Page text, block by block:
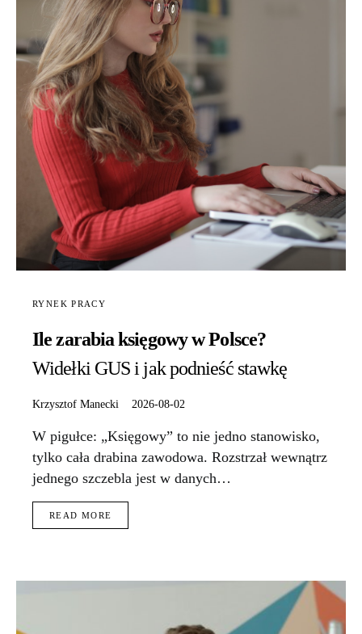
RYNEK PRACY
Ile zarabia księgowy w Polsce?
Widełki GUS i jak podnieść stawkę
Krzysztof Manecki 2026-08-02
W pigułce: „Księgowy” to nie jedno stanowisko,
tylko cała drabina zawodowa. Rozstrzał wewnątrz
jednego szczebla jest w danych…
READ MORE